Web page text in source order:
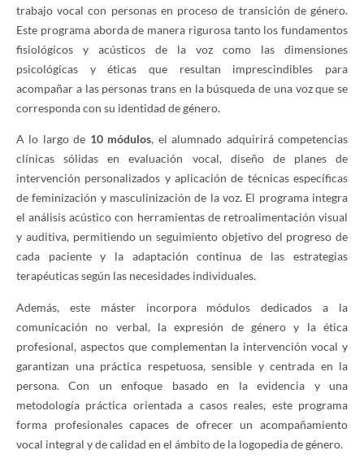
trabajo vocal con personas en proceso de transición de género.
Este programa aborda de manera rigurosa tanto los fundamentos
fisiológicos y acústicos de la voz como las dimensiones
psicológicas y éticas que resultan imprescindibles para
acompañar a las personas trans en la búsqueda de una voz que se
corresponda con su identidad de género.
A lo largo de 10 módulos, el alumnado adquirirá competencias
clínicas sólidas en evaluación vocal, diseño de planes de
intervención personalizados y aplicación de técnicas específicas
de feminización y masculinización de la voz. El programa integra
el análisis acústico con herramientas de retroalimentación visual
y auditiva, permitiendo un seguimiento objetivo del progreso de
cada paciente y la adaptación continua de las estrategias
terapéuticas según las necesidades individuales.
Además, este máster incorpora módulos dedicados a la
comunicación no verbal, la expresión de género y la ética
profesional, aspectos que complementan la intervención vocal y
garantizan una práctica respetuosa, sensible y centrada en la
persona. Con un enfoque basado en la evidencia y una
metodología práctica orientada a casos reales, este programa
forma profesionales capaces de ofrecer un acompañamiento
vocal integral y de calidad en el ámbito de la logopedia de género.